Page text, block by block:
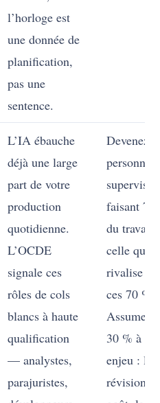
l’horloge est
une donnée de
planification,
pas une
sentence.
L’IA ébauche
déjà une large
part de votre
production
quotidienne.
L’OCDE
signale ces
rôles de cols
blancs à haute
qualification
— analystes,
parajuristes,
Devenez
personne
supervise
faisant 70
du travail,
celle qui
rivalise
ces 70 %.
Assumez
30 % à
enjeu : la
révision,